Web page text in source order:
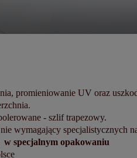
promieniowanie UV oraz
- szlif trapezowy.
wymagający specjalistycznych
specjalnym opakowaniu